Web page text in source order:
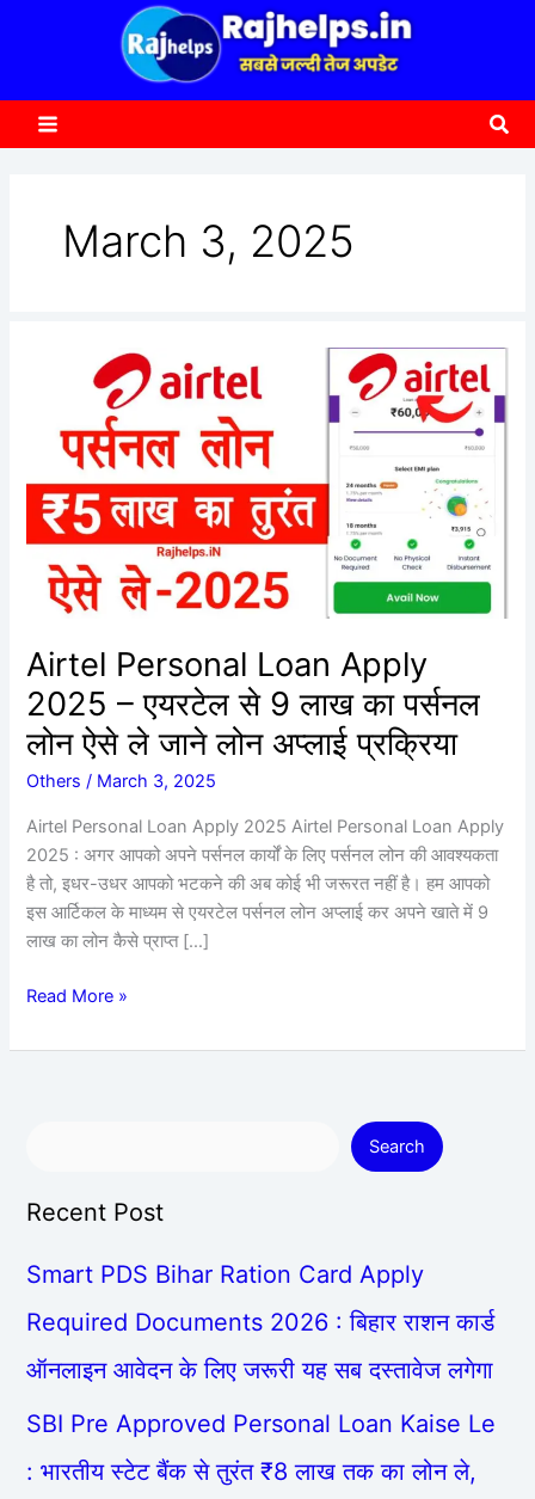
March 3, 2025
Airtel Personal Loan Apply
2025 – एयरटेल से 9 लाख का पर्सनल
लोन ऐसे ले जाने लोन अप्लाई प्रक्रिया
Others / March 3, 2025
Airtel Personal Loan Apply 2025 Airtel Personal Loan Apply
2025 : अगर आपको अपने पर्सनल कार्यों के लिए पर्सनल लोन की आवश्यकता
है तो, इधर-उधर आपको भटकने की अब कोई भी जरूरत नहीं है। हम आपको
इस आर्टिकल के माध्यम से एयरटेल पर्सनल लोन अप्लाई कर अपने खाते में 9
लाख का लोन कैसे प्राप्त […]
Personal
Apply
एयरटेल
का
पर्सनल
लोन
ऐसे
ले
जाने
लोन
अप्लाई
प्रक्रिया
Read More »
c
Search
Recent Post
Smart PDS Bihar Ration Card Apply
Required Documents 2026 : बिहार राशन कार्ड
ऑनलाइन आवेदन के लिए जरूरी यह सब दस्तावेज लगेगा
SBI Pre Approved Personal Loan Kaise Le
: भारतीय स्टेट बैंक से तुरंत ₹8 लाख तक का लोन ले,